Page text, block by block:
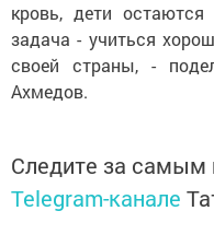
кровь, дети
задача - учиться
своей страны, -
Ахмедов.
Следите за
Telegram-канале